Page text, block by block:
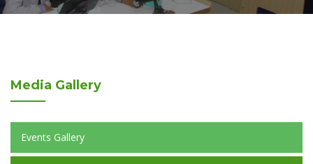
Media Gallery
Events Gallery